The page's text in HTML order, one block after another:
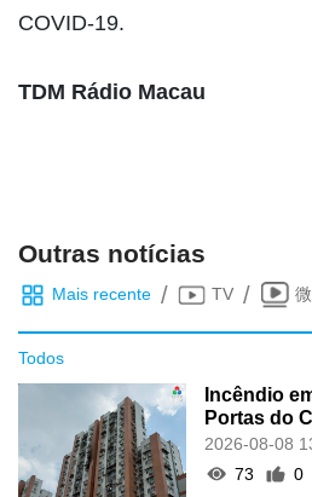
COVID-19.
TDM Rádio Macau
Outras notícias
Mais recente / TV /
Todos
Incêndio
Portas do
2026-08-08
73
0